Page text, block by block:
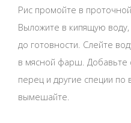
Рис промойте в
Выложите в кипящую
до готовности. Слейте
в мясной фарш. Добавьте
перец и другие специи по
вымешайте.